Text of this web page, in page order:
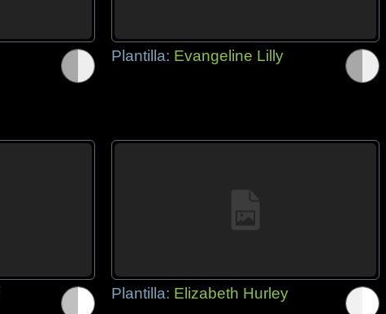
Plantilla: Evangeline Lilly
Plantilla: Elizabeth Hurley